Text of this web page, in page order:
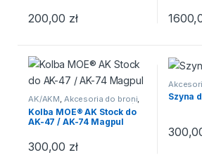
200,00 zł
AK/AKM, Akcesoria do broni,
Akcesoria strzeleckie Części
broni
Kolba MOE® AK Stock do
AK-47 / AK-74 Magpul
300,00 zł
Szyna